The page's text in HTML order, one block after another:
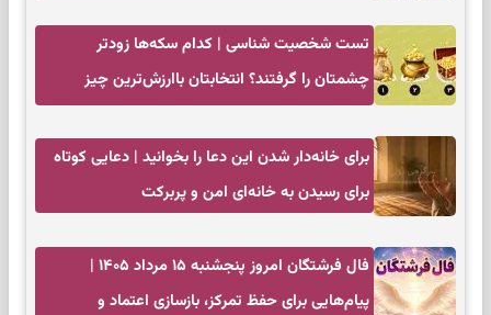
تست شخصیت شناسی | کدام سکه‌ها زودتر
چشمتان را گرفتند؟ انتخابتان باارزش‌ترین چیز
برای خانه‌دار شدن این دعا را بخوانید | دعایی کوتاه
برای رسیدن به خانه‌ای امن و پربرکت
فال فرشتگان امروز پنجشنبه ۱۵ مرداد ۱۴۰۵ |
پیام‌هایی برای حفظ تمرکز، بازسازی اعتماد و